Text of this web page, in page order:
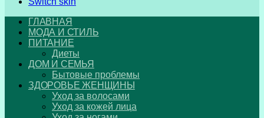
ГЛАВНАЯ
МОДА И СТИЛЬ
ПИТАНИЕ
Диеты
ДОМ И СЕМЬЯ
Бытовые проблемы
ЗДОРОВЬЕ ЖЕНЩИНЫ
Уход за волосами
Уход за кожей лица